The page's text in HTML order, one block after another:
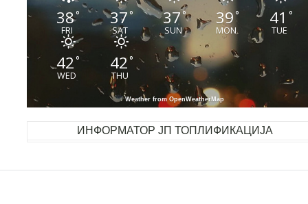
38°
FRI
37°
SAT
37°
SUN
39 °
MON
41 °
TUE
42°
WED
42°
THU
Weather from OpenWeatherMap
ИНФОРМАТОР ЈП ТОПЛИФИКАЦИЈА